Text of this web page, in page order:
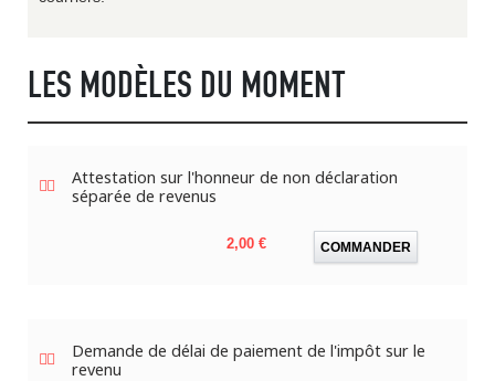
LES MODÈLES DU MOMENT
Attestation sur l'honneur de non déclaration
séparée de revenus
Prix
2,00 € COMMANDER
Demande de délai de paiement de l'impôt sur le
revenu